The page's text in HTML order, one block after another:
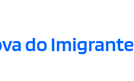
do Imigrante